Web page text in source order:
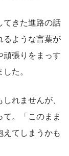
てきた進路の話
るような言葉が
張りをまっす
た。
れませんが、
。「このまま
てしまうかも